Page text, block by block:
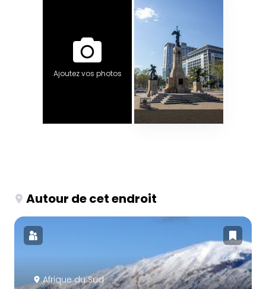
Ajoutez vos photos
Autour de cet endroit
Afrique du Sud